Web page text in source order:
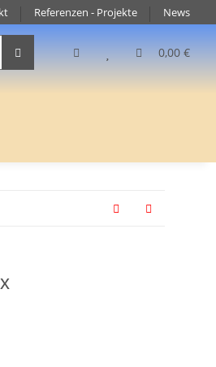
Referenzen - Projekte News
0,00 €